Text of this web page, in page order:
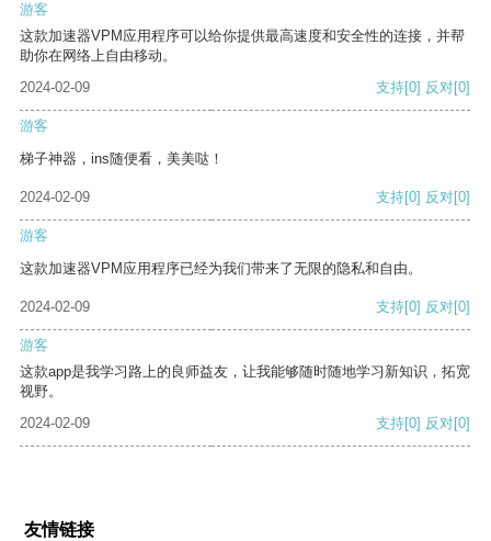
游客
这款加速器VPM应用程序可以给你提供最高速度和安全性的连接，并帮
助你在网络上自由移动。
2024-02-09
支持[0] 反对[0]
游客
梯子神器，ins随便看，美美哒！
2024-02-09 支持[0] 反对[0]
游客
这款加速器VPM应用程序已经为我们带来了无限的隐私和自由。
2024-02-09 支持[0] 反对[0]
游客
这款app是我学习路上的良师益友，让我能够随时随地学习新知识，拓宽
视野。
2024-02-09
支持[0] 反对[0]
友情链接